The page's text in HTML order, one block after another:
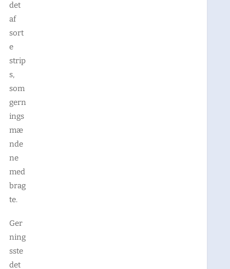
det
af
sort
e
strip
s,
som
gern
ings
mæ
nde
ne
med
brag
te.
Ger
ning
sste
det